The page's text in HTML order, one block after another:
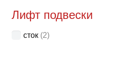
Лифт подвески
сток (2)